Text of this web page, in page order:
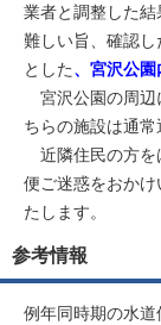
業者と調整した結
難しい旨、確認
とした、宮沢公園
宮沢公園の周辺
ちらの施設は通常
近隣住民の方を
便ご迷惑をおか
たします。
参考情報
例年同時期の水